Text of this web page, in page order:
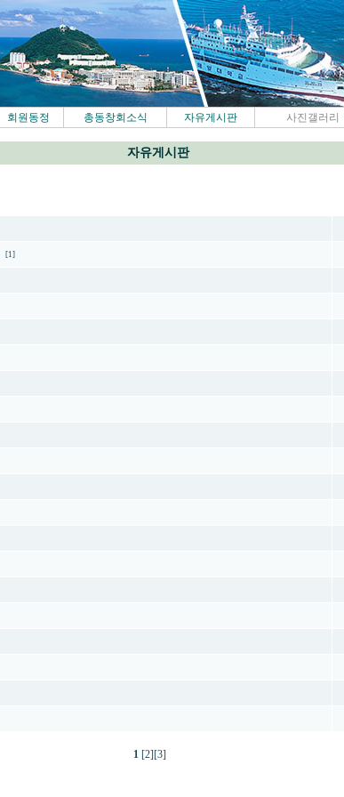
회원동정 총동창회소식 자유게시판 사진갤러리
자유게시판
[1]
1 [2][3]